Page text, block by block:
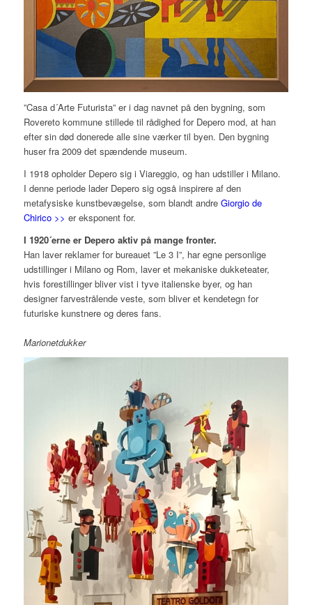
”Casa d´Arte Futurista” er i dag navnet på den bygning, som
Rovereto kommune stillede til rådighed for Depero mod, at han
efter sin død donerede alle sine værker til byen. Den bygning
huser fra 2009 det spændende museum.
I 1918 opholder Depero sig i Viareggio, og han udstiller i Milano.
I denne periode lader Depero sig også inspirere af den
metafysiske kunstbevægelse, som blandt andre Giorgio de
Chirico >> er eksponent for.
I 1920´erne er Depero aktiv på mange fronter.
Han laver reklamer for bureauet ”Le 3 I”, har egne personlige
udstillinger i Milano og Rom, laver et mekaniske dukketeater,
hvis forestillinger bliver vist i tyve italienske byer, og han
designer farvestrålende veste, som bliver et kendetegn for
futuriske kunstnere og deres fans.
Marionetdukker